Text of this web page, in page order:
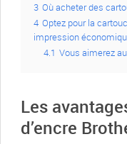
3 Où acheter des
4 Optez pour la
impression
4.1 Vous aimerez
Les
d’encre